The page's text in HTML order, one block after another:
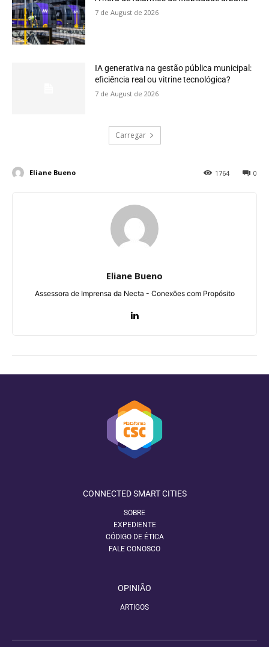
7 de August de 2026
IA generativa na gestão pública municipal:
eficiência real ou vitrine tecnológica?
7 de August de 2026
Carregar
Eliane Bueno 0
1764
Eliane Bueno
Assessora de Imprensa da Necta - Conexões com Propósito
CONNECTED SMART CITIES
SOBRE
EXPEDIENTE
CÓDIGO DE ÉTICA
FALE CONOSCO
OPINIÃO
ARTIGOS